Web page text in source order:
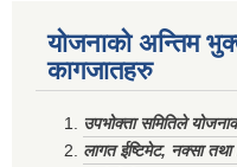
योजनाको अन्तिम
कागजातहरु
उपभोक्ता समितिले
लागत ईष्टिमेट, नक्सा